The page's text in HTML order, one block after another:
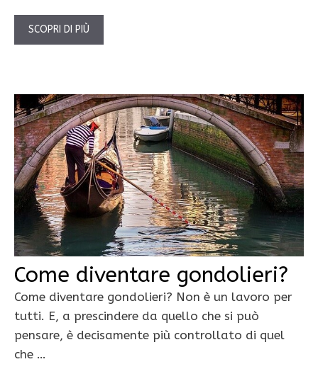
SCOPRI DI PIÙ
Come diventare gondolieri?
Come diventare gondolieri? Non è un lavoro per
tutti. E, a prescindere da quello che si può
pensare, è decisamente più controllato di quel
che …